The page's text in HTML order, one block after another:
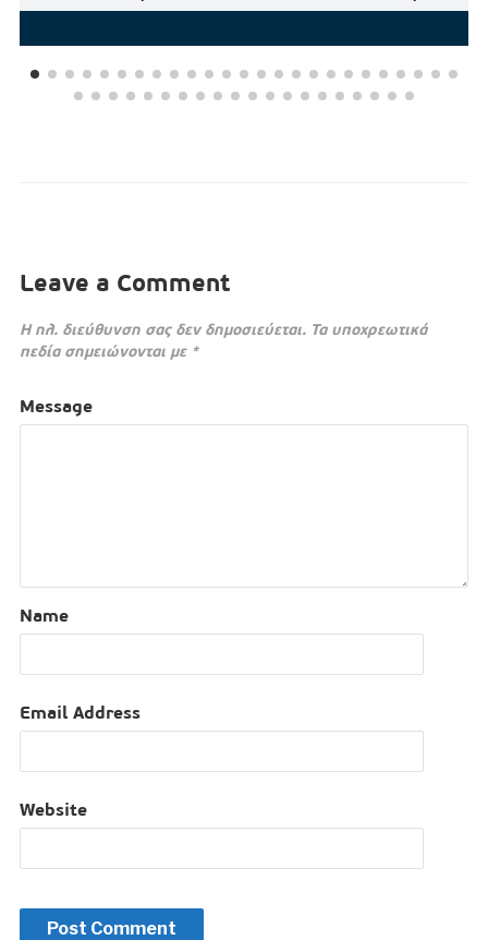
Leave a Comment
Η ηλ. διεύθυνση σας δεν δημοσιεύεται. Τα υποχρεωτικά
πεδία σημειώνονται με *
Message
Name
Email Address
Website